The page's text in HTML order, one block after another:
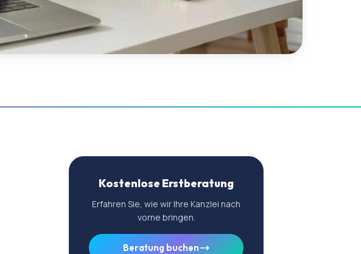
Kostenlose Erstberatung
Erfahren Sie, wie wir Ihre Kanzlei nach
vorne bringen.
Beratung buchen